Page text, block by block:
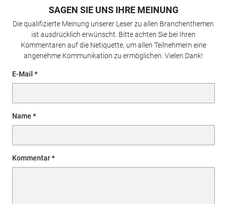
SAGEN SIE UNS IHRE MEINUNG
Die qualifizierte Meinung unserer Leser zu allen Branchenthemen
ist ausdrücklich erwünscht. Bitte achten Sie bei Ihren
Kommentaren auf die Netiquette, um allen Teilnehmern eine
angenehme Kommunikation zu ermöglichen. Vielen Dank!
E-Mail
Name
Kommentar